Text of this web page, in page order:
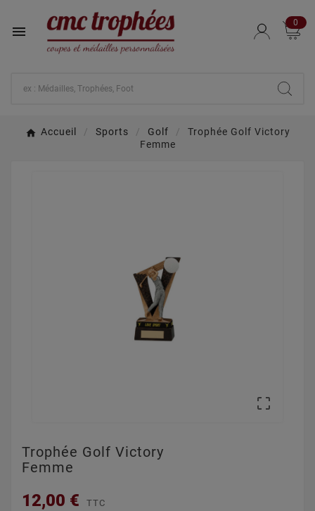

0
Accueil Sports Golf
Trophée Golf Victory
Femme

Trophée Golf Victory
Femme
12,00 € TTC